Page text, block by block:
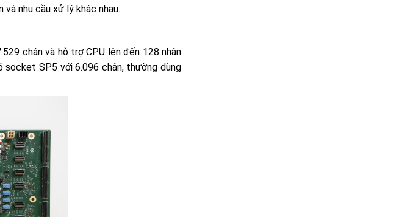
nhu cầu xử lý khác nhau.
chân và hỗ trợ CPU lên đến 128 nhân
socket SP5 với 6.096 chân, thường dùng